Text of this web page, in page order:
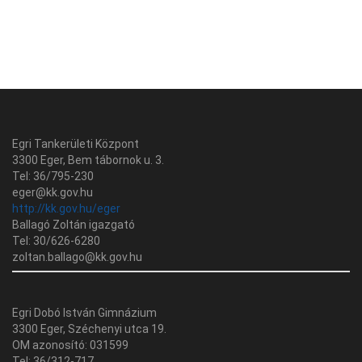
Egri Tankerületi Központ
3300 Eger, Bem tábornok u. 3.
Tel: 36/795-230
eger@kk.gov.hu
http://kk.gov.hu/eger
Ballagó Zoltán igazgató
Tel: 30/626-6280
zoltan.ballago@kk.gov.hu
Egri Dobó István Gimnázium
3300 Eger, Széchenyi utca 19.
OM azonosító: 031599